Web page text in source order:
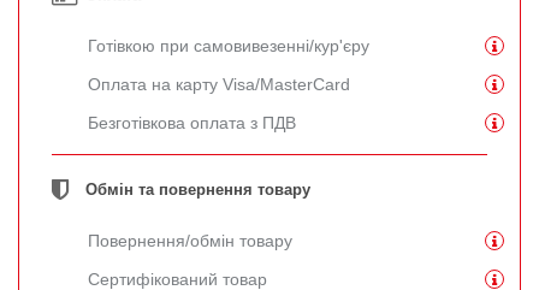
Готівкою при самовивезенні/кур'єру
Оплата на карту Visa/MasterCard
Безготівкова оплата з ПДВ
Обмін та повернення товару
Повернення/обмін товару
Сертифікований товар